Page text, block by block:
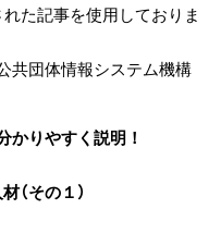
た記事を使用しておりま
共団体情報システム機構
りやすく説明！
その１）